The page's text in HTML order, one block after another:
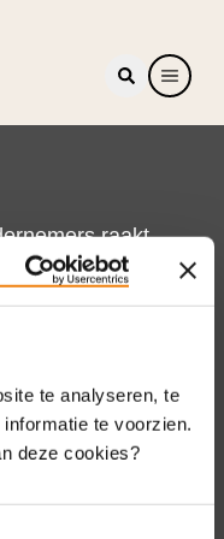
te analyseren, te
te voorzien.
deze cookies?
raakt.